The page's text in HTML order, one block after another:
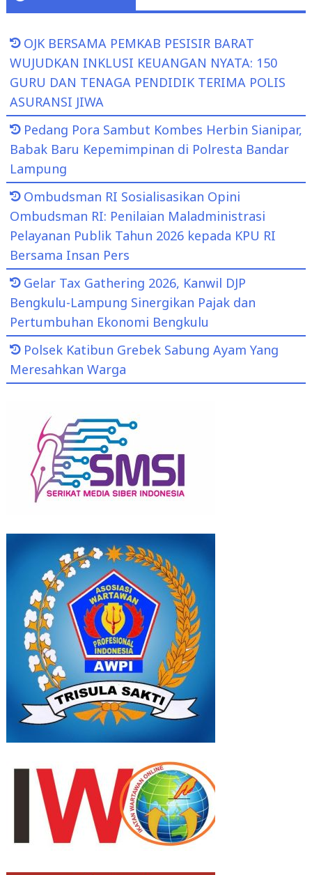
OJK BERSAMA PEMKAB PESISIR BARAT
WUJUDKAN INKLUSI KEUANGAN NYATA: 150
GURU DAN TENAGA PENDIDIK TERIMA POLIS
ASURANSI JIWA
Pedang Pora Sambut Kombes Herbin Sianipar,
Babak Baru Kepemimpinan di Polresta Bandar
Lampung
Ombudsman RI Sosialisasikan Opini
Ombudsman RI: Penilaian Maladministrasi
Pelayanan Publik Tahun 2026 kepada KPU RI
Bersama Insan Pers
Gelar Tax Gathering 2026, Kanwil DJP
Bengkulu-Lampung Sinergikan Pajak dan
Pertumbuhan Ekonomi Bengkulu
Polsek Katibun Grebek Sabung Ayam Yang
Meresahkan Warga